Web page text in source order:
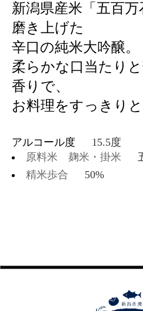
新潟県産米「五百
磨き上げた
辛口の純米大吟醸。
柔らかな口当たり
香りで、
お料理をすっきり
アルコール度 15.5度
原料米 麹米・掛米
精米歩合
50%